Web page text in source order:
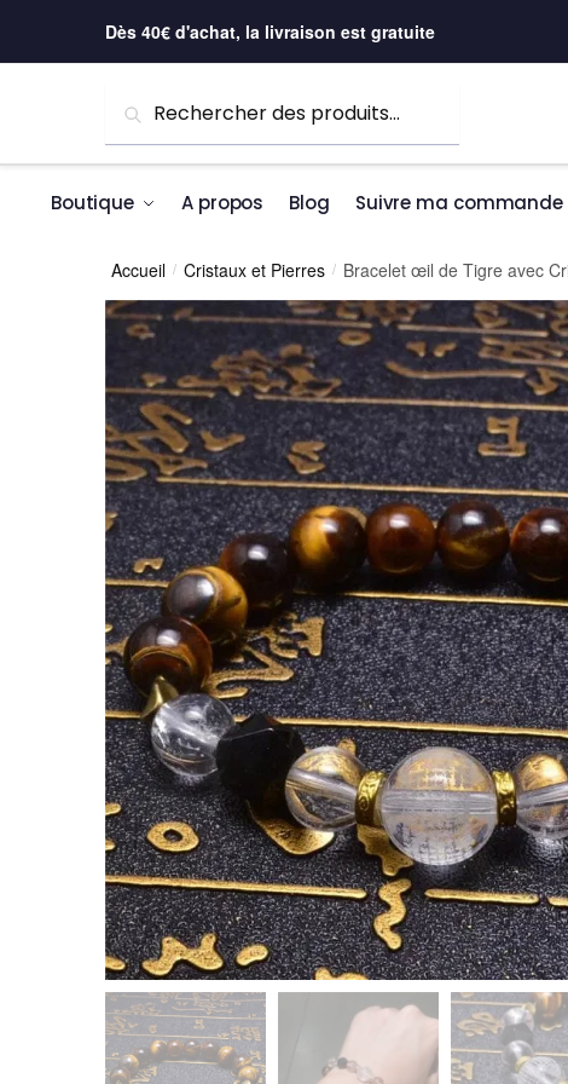
Dès 40€ d'achat, la livraison est gratuite
Recherche
Boutique A propos Blog Suivre ma commande
Accueil / Cristaux et Pierres / Bracelet œil de Tigre avec